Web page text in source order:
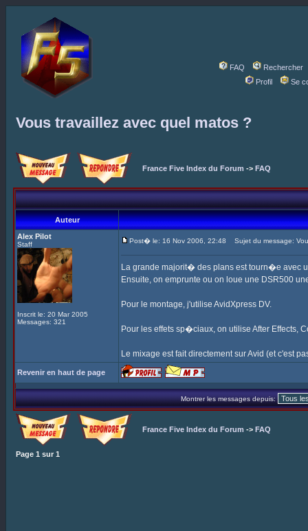
FAQ
Rechercher
Profil
Se
Vous travaillez avec quel matos ?
France Five Index du Forum -> FAQ
Auteur
Alex Pilot
Staff
Inscrit le: 20 Mar 2005
Messages: 321
Post� le: 16 Nov 2006, 22:48 Sujet du message:
La grande majorit� des plans est tourn�e avec
Ensuite, on emprunte ou on loue une DSR500
Pour le montage, j'utilise AvidXpress DV.
Pour les effets sp�ciaux, on utilise After Effects,
Le mixage est fait directement sur Avid (et c'est
Revenir en haut de page
Montrer les messages depuis:
France Five Index du Forum -> FAQ
Page 1 sur 1